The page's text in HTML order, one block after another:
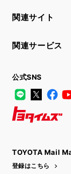
関連サイト
関連サービス
公式SNS
LINE
X
TOYOTA Mail
登録はこちら